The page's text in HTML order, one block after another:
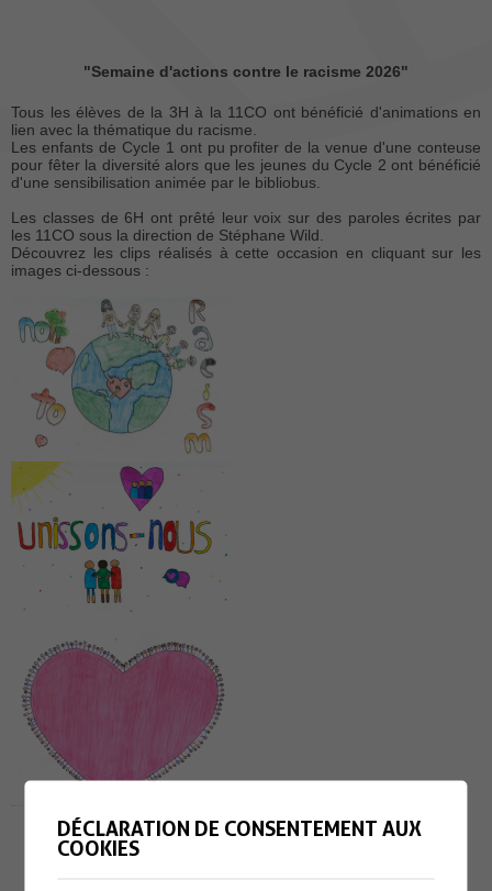
"Semaine d'actions contre le racisme 2026"
Tous les élèves de la 3H à la 11CO ont bénéficié d'animations en
lien avec la thématique du racisme.
Les enfants de Cycle 1 ont pu profiter de la venue d'une conteuse
pour fêter la diversité alors que les jeunes du Cycle 2 ont bénéficié
d'une sensibilisation animée par le bibliobus.
Les classes de 6H ont prêté leur voix sur des paroles écrites par
les 11CO sous la direction de Stéphane Wild.
Découvrez les clips réalisés à cette occasion en cliquant sur les
images ci-dessous :
DÉCLARATION DE CONSENTEMENT AUX
COOKIES